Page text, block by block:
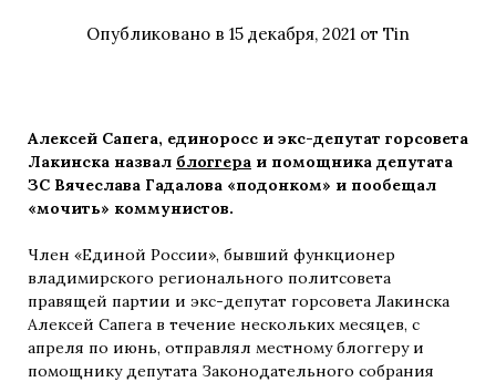
Опубликовано в 15 декабря, 2021 от Tin
Алексей Сапега, единоросс и экс-депутат горсовета
Лакинска назвал блоггера и помощника депутата
ЗС Вячеслава Гадалова «подонком» и пообещал
«мочить» коммунистов.
Член «Единой России», бывший функционер
владимирского регионального политсовета
правящей партии и экс-депутат горсовета Лакинска
Алексей Сапега в течение нескольких месяцев, с
апреля по июнь, отправлял местному блоггеру и
помощнику депутата Законодательного собрания